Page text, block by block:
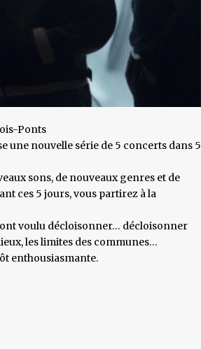
Ponts
une nouvelle série de 5 concerts dans 5
sons, de nouveaux genres et de
ces 5 jours, vous partirez à la
voulu décloisonner… décloisonner
les limites des communes…
enthousiasmante.